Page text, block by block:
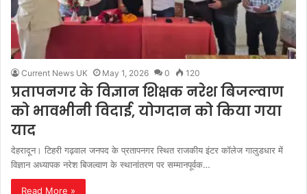
Current News UK May 1, 2026 0 120
प्रतापनगर के विज्ञान शिक्षक नरेश बिजल्वाण
को भावभीनी विदाई, योगदान को किया गया
याद
देहरादून। टिहरी गढ़वाल जनपद के प्रतापनगर स्थित राजकीय इंटर कॉलेज गालुडधार में
विज्ञान अध्यापक नरेश बिजल्वाण के स्थानांतरण पर सम्मानपूर्वक…
Read More »